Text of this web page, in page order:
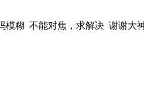
模糊 不能对焦，求解决 谢谢大